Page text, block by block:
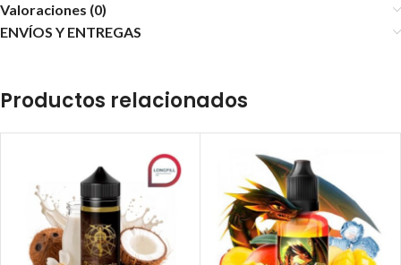
Valoraciones (0)
ENVÍOS Y ENTREGAS
Productos relacionados